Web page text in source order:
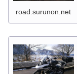
road.surunon.net